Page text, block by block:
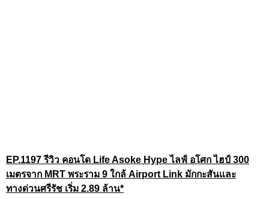
EP.1197รีวิว คอนโด Life Asoke Hype ไลฟ์ อโศก ไฮป์ 300
เมตรจาก MRT พระราม 9 ใกล้ Airport Link มักกะสันและ
ทางด่วนศรีรัช เริ่ม 2.89 ล้าน*